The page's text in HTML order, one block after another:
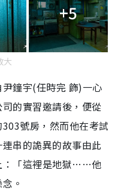
+5
大
尹鐘宇(任時完 飾)一心
的實習邀請後，便從
號房，然而他在考試
串的詭異的故事由此
：「這裡是地獄……他
。